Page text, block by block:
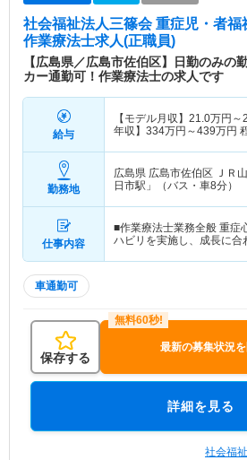
社会福祉法人三篠会 重症児・者福
作業療法士求人(正職員)
【広島県／広島市佐伯区】日勤のみの
カー通勤可！作業療法士の求人です
給与
【モデル月収】 21.0万円～
年収】 334万円～439万円
勤務地
広島県 広島市佐伯区 ＪＲ
日市駅」（バス・車8分）
仕事内容
■作業療法士業務全般 重症
ハビリを実施し、成長に
車通勤可
保存する
最新の募集状況
詳細を見る
社会福